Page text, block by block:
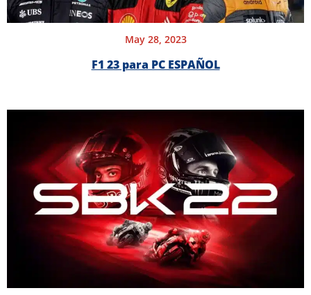
May 28, 2023
F1 23 para PC ESPAÑOL